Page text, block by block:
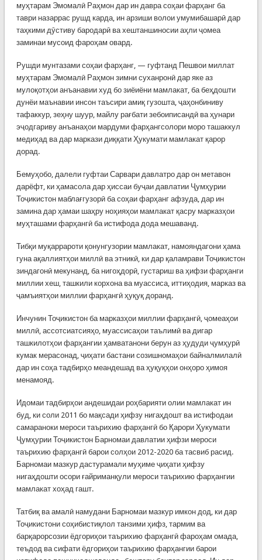
муҳтарам Эмомалӣ Раҳмон дар ин давра соҳаи фарҳанг ба
таври назаррас рушд карда, ин арзиши волои умумибашарӣ дар
таҳкими дӯстиву бародарӣ ва хештаншиносии аҳли ҷомеа
заминаи мусоид фароҳам овард.
Рушди мунтазами соҳаи фарҳанг, — гуфтанд Пешвои миллат
муҳтарам Эмомалӣ Раҳмон зимни суханронӣ дар яке аз
мулоқотҳои анъанавии худ бо зиёиёни мамлакат, ба беҳдошти
дунёи маънавии инсон таъсири амиқ гузошта, ҷаҳонбиниву
тафаккур, зеҳну шуур, майлу рағбати зебоиписандӣ ва ҳунари
эҷодгариву анъанаҳои мардуми фарҳангсолори моро ташаккул
медиҳад ва дар маркази диққати Ҳукумати мамлакат қарор
дорад.
Бемуҳобо, далели гуфтаи Сарвари давлатро дар он метавон
дарёфт, ки ҳамасола дар ҳиссаи буҷаи давлатии Ҷумҳурии
Тоҷикистон маблағгузорӣ ба соҳаи фарҳанг афзуда, дар ин
замина дар ҳамаи шаҳру ноҳияҳои мамлакат қасру марказҳои
муҳташами фарҳангӣ ба истифода дода мешаванд.
Тибқи муқаррароти қонунгузории мамлакат, намояндагони ҳама
гуна ақаллиятҳои миллӣ ва этникӣ, ки дар қаламрави Тоҷикистон
зиндагонӣ мекунанд, ба нигоҳдорӣ, густариш ва ҳифзи фарҳанги
миллии хеш, ташкили корхона ва муассиса, иттиҳодия, марказ ва
ҷамъиятҳои миллии фарҳангӣ ҳуқуқ доранд.
Инчунин Тоҷикистон ба марказҳои миллии фарҳангӣ, ҷомеаҳои
миллӣ, ассотсиатсияҳо, муассисаҳои таълимӣ ва дигар
ташкилотҳои фарҳангии ҳамватанони берун аз ҳудуди ҷумҳурӣ
кумак мерасонад, ҷиҳати бастани созишномаҳои байналмилалӣ
дар ин соҳа тадбирҳо меандешад ва ҳуқуқҳои онҳоро ҳимоя
менамояд.
Идомаи тадбирҳои андешидаи роҳбарияти олии мамлакат ин
буд, ки соли 2011 бо мақсади ҳифзу нигаҳдошт ва истифодаи
самараноки мероси таърихию фарҳангӣ бо Қарори Ҳукумати
Ҷумҳурии Тоҷикистон Барномаи давлатии ҳифзи мероси
таърихию фарҳангӣ барои солҳои 2012-2020 ба тасвиб расид.
Барномаи мазкур дастурамали муҳиме ҷиҳати ҳифзу
нигаҳдошти осори ғайриманқули мероси таърихию фарҳангии
мамлакат хоҳад гашт.
Татбиқ ва амалӣ намудани Барномаи мазкур имкон дод, ки дар
Тоҷикистони соҳибистиқлол танзими ҳифз, тармим ва
барқарорсозии ёдгориҳои таърихию фарҳангӣ фароҳам омада,
теъдод ва сифати ёдгориҳои таърихию фарҳангии барои